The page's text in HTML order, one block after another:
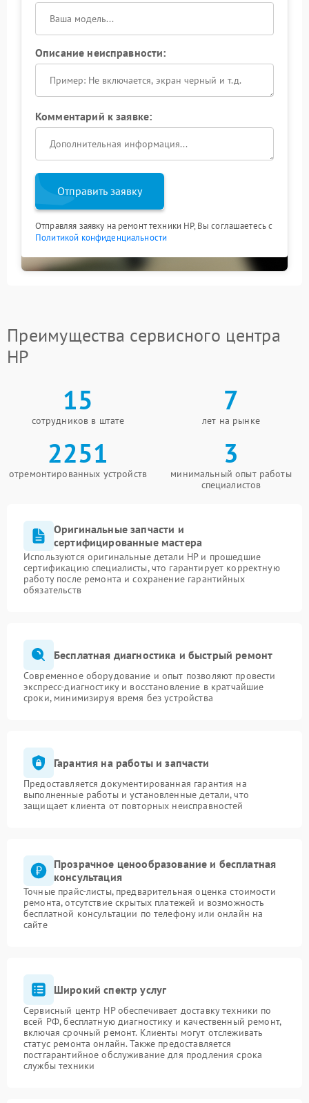
Описание неисправности:
Комментарий к заявке:
Отправить заявку
Отправляя заявку на ремонт техники HP, Вы соглашаетесь с
Политикой конфиденциальности
Преимущества сервисного центра
HP
15
сотрудников в штате
7
лет на рынке
2251
отремонтированных устройств
3
минимальный опыт работы
специалистов
Оригинальные запчасти и
сертифицированные мастера
Используются оригинальные детали HP и прошедшие
сертификацию специалисты, что гарантирует корректную
работу после ремонта и сохранение гарантийных
обязательств
Бесплатная диагностика и быстрый ремонт
Современное оборудование и опыт позволяют провести
экспресс-диагностику и восстановление в кратчайшие
сроки, минимизируя время без устройства
Гарантия на работы и запчасти
Предоставляется документированная гарантия на
выполненные работы и установленные детали, что
защищает клиента от повторных неисправностей
Прозрачное ценообразование и бесплатная
консультация
Точные прайс-листы, предварительная оценка стоимости
ремонта, отсутствие скрытых платежей и возможность
бесплатной консультации по телефону или онлайн на
сайте
Широкий спектр услуг
Сервисный центр HP обеспечивает доставку техники по
всей РФ, бесплатную диагностику и качественный ремонт,
включая срочный ремонт. Клиенты могут отслеживать
статус ремонта онлайн. Также предоставляется
постгарантийное обслуживание для продления срока
службы техники